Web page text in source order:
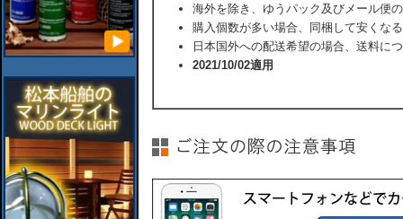
海外を除き、ゆうパック及びメール便
購入個数が多い場合、同梱して安くな
日本国外への配送希望の場合、送料に
2021/10/02適用